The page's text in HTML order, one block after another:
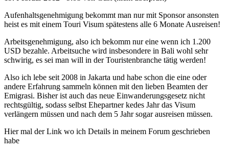
Aufenhaltsgenehmigung bekommt man nur mit Sponsor ansonsten
heist es mit einem Touri Visum spätestens alle 6 Monate Ausreisen!
Arbeitsgenehmigung, also ich bekomm nur eine wenn ich 1.200
USD bezahle. Arbeitsuche wird insbesondere in Bali wohl sehr
schwirig, es sei man will in der Touristenbranche tätig werden!
Also ich lebe seit 2008 in Jakarta und habe schon die eine oder
andere Erfahrung sammeln können mit den lieben Beamten der
Emigrasi. Bisher ist auch das neue Einwanderungsgesetz nicht
rechtsgültig, sodass selbst Ehepartner kedes Jahr das Visum
verlängern müssen und nach dem 5 Jahr sogar ausreisen müssen.
Hier mal der Link wo ich Details in meinem Forum geschrieben
habe